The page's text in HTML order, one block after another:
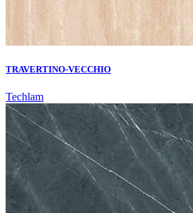
TRAVERTINO-VECCHIO
Techlam